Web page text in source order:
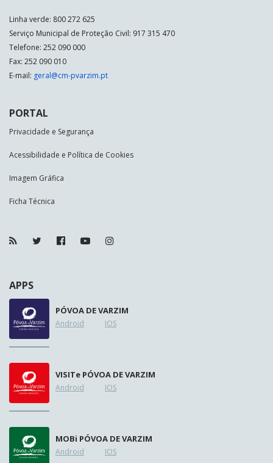
Linha verde: 800 272 625
Serviço Municipal de Proteção Civil: 917 315 470
Telefone: 252 090 000
Fax: 252 090 010
E-mail: geral@cm-pvarzim.pt
PORTAL
Privacidade e Segurança
Acessibilidade e Política de Cookies
Imagem Gráfica
Ficha Técnica
APPS
PÓVOA DE VARZIM
Android IOS
VISITe PÓVOA DE VARZIM
Android IOS
MOBi PÓVOA DE VARZIM
Android IOS